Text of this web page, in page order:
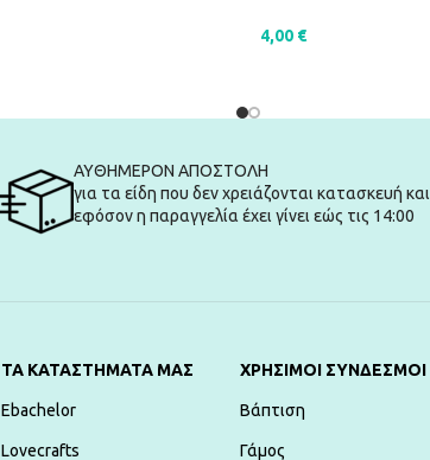
4,00 €
ΑΥΘΗΜΕΡΟΝ ΑΠΟΣΤΟΛΗ
για τα είδη που δεν χρειάζονται κατασκευή και
εφόσον η παραγγελία έχει γίνει εώς τις 14:00
ΤΑ ΚΑΤΑΣΤΗΜΑΤΑ ΜΑΣ
Ebachelor
Lovecrafts
ΧΡΗΣΙΜΟΙ ΣΥΝΔΕΣΜΟΙ
Βάπτιση
Γάμος